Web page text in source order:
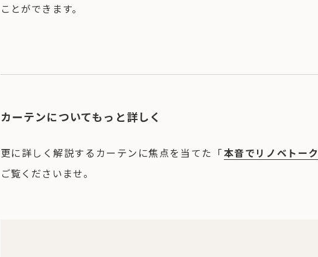
ことができます。
カーテンについてもっと詳しく
更に詳しく解説するカーテンに焦点を当てた「本音でリノベトーク
ご覧くださいませ。